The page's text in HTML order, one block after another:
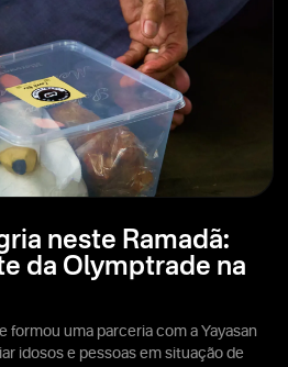
neste Ramadã:
da Olymptrade na
formou uma parceria com a Yayasan
idosos e pessoas em situação de